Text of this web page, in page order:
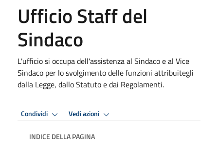
Ufficio Staff del
Sindaco
L'ufficio si occupa dell'assistenza al Sindaco e al Vice
Sindaco per lo svolgimento delle funzioni attribuitegli
dalla Legge, dallo Statuto e dai Regolamenti.
Condividi Vedi azioni
INDICE DELLA PAGINA